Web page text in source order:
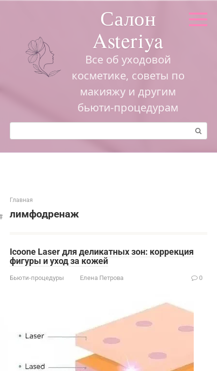
Салон
Asteriya
Все об уходовой
косметике, советы по
макияжу и другим
бьюти-процедурам
Поиск:
Главная
лимфодренаж
Icoone Laser для деликатных зон: коррекция
фигуры и уход за кожей
Бьюти-процедуры Елена Петрова 0